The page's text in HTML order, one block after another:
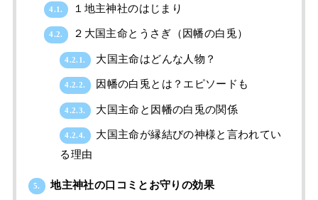
4.1. １地主神社のはじまり
4.2. ２大国主命とうさぎ（因幡の白兎）
4.2.1. 大国主命はどんな人物？
4.2.2. 因幡の白兎とは？エピソードも
4.2.3. 大国主命と因幡の白兎の関係
4.2.4.
大国主命が縁結びの神様と言われてい
る理由
5. 地主神社の口コミとお守りの効果